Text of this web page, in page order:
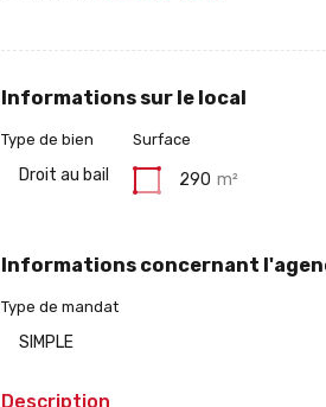
Informations sur le local
Type de bien
Droit au bail
Surface
290 m²
Informations concernant
Type de mandat
SIMPLE
Description